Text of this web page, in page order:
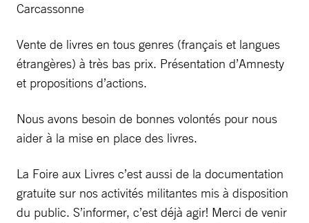
Carcassonne
Vente de livres en tous genres (français et langues
étrangères) à très bas prix. Présentation d’Amnesty
et propositions d’actions.
Nous avons besoin de bonnes volontés pour nous
aider à la mise en place des livres.
La Foire aux Livres c’est aussi de la documentation
gratuite sur nos activités militantes mis à disposition
du public. S’informer, c’est déjà agir! Merci de venir